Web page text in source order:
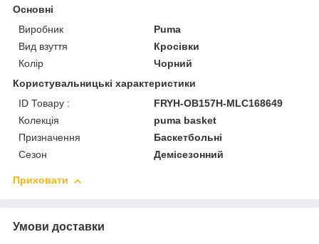
Основні
Виробник
Puma
Вид взуття
Кросівки
Колір
Чорний
Користувальницькі характеристики
ID Товару :
FRYH-OB157H-MLC168649
Колекція
puma basket
Призначення
Баскетбольні
Сезон
Демісезонний
Приховати
Умови доставки